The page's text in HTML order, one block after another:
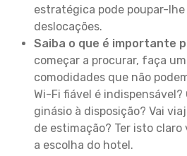
estratégica pode poupar-
deslocações.
Saiba o que é importante
começar a procurar, faça
comodidades que não
Wi-Fi fiável é
ginásio à disposição? Vai
de estimação? Ter isto
a escolha do hotel.